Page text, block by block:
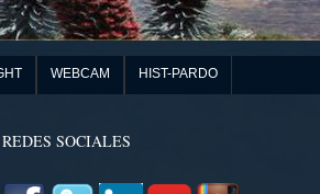
WEBCAM HIST-PARDO
REDES SOCIALES